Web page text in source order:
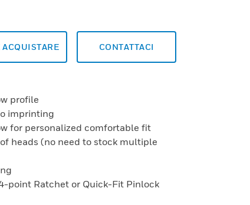
ACQUISTARE CONTATTACI
profile
imprinting
for personalized comfortable fit
heads (no need to stock multiple
point Ratchet or Quick-Fit Pinlock